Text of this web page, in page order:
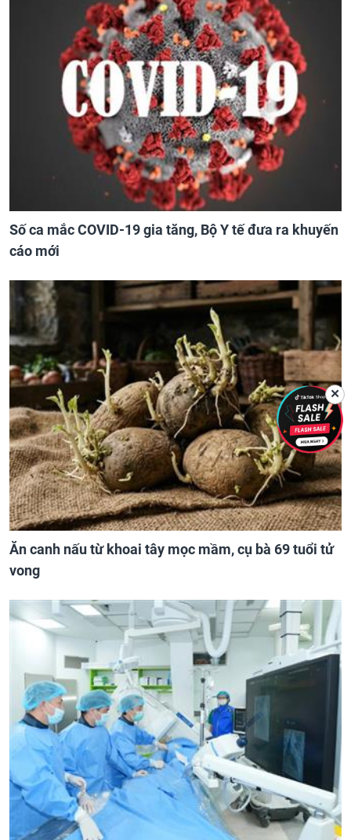
Số ca mắc COVID-19 gia tăng, Bộ Y tế đưa ra khuyến
cáo mới
Ăn canh nấu từ khoai tây mọc mầm, cụ bà 69 tuổi tử
vong
✕